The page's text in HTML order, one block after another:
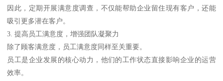
因此，定期开展满意度调查，不仅能帮助企业留住现有客户，还能
吸引更多潜在客户。
3. 提高员工满意度，增强团队凝聚力
除了顾客满意度，员工满意度同样至关重要。
员工是企业发展的核心动力，他们的工作状态直接影响企业的运营
效率。